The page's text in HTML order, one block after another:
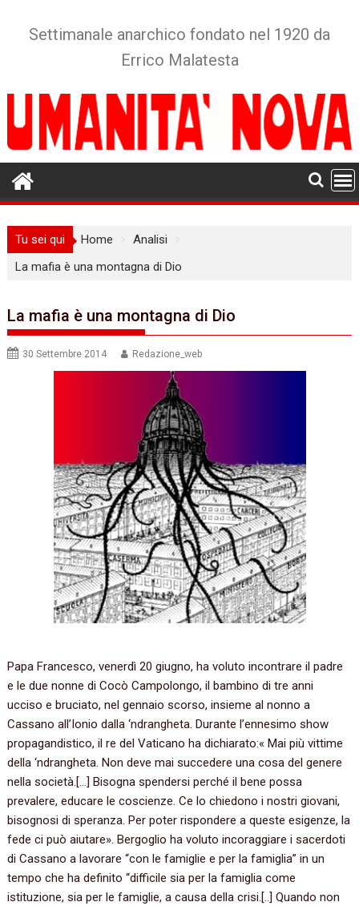
Settimanale anarchico fondato nel 1920 da
Errico Malatesta
Tu sei qui Home
Analisi
La mafia è una montagna di Dio
La mafia è una montagna di Dio
30 Settembre 2014 Redazione_web
Papa Francesco, venerdì 20 giugno, ha voluto incontrare il padre
e le due nonne di Cocò Campolongo, il bambino di tre anni
ucciso e bruciato, nel gennaio scorso, insieme al nonno a
Cassano all’Ionio dalla ‘ndrangheta. Durante l’ennesimo show
propagandistico, il re del Vaticano ha dichiarato:« Mai più vittime
della ‘ndrangheta. Non deve mai succedere una cosa del genere
nella società.[…] Bisogna spendersi perché il bene possa
prevalere, educare le coscienze. Ce lo chiedono i nostri giovani,
bisognosi di speranza. Per poter rispondere a queste esigenze, la
fede ci può aiutare». Bergoglio ha voluto incoraggiare i sacerdoti
di Cassano a lavorare “con le famiglie e per la famiglia” in un
tempo che ha definito “difficile sia per la famiglia come
istituzione, sia per le famiglie, a causa della crisi.[..] Quando non